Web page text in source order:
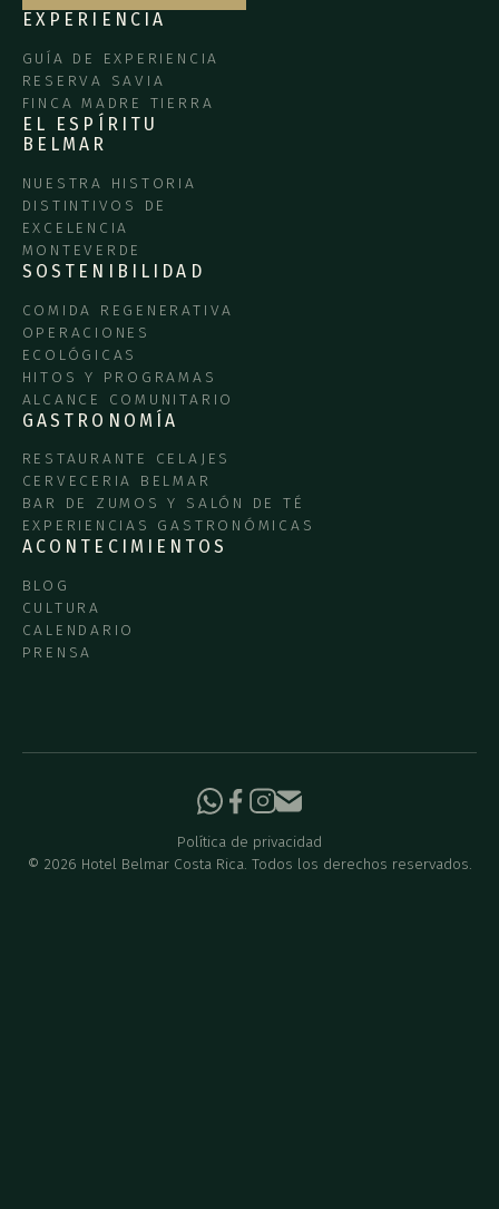
EXPERIENCIA
GUÍA DE EXPERIENCIA
RESERVA SAVIA
FINCA MADRE TIERRA
EL ESPÍRITU
BELMAR
NUESTRA HISTORIA
DISTINTIVOS DE
EXCELENCIA
MONTEVERDE
SOSTENIBILIDAD
COMIDA REGENERATIVA
OPERACIONES
ECOLÓGICAS
HITOS Y PROGRAMAS
ALCANCE COMUNITARIO
GASTRONOMÍA
RESTAURANTE CELAJES
CERVECERIA BELMAR
BAR DE ZUMOS Y SALÓN DE TÉ
EXPERIENCIAS GASTRONÓMICAS
ACONTECIMIENTOS
BLOG
CULTURA
CALENDARIO
PRENSA
© 2026 Hotel Belmar Costa Rica. Todos los derechos reservados.
Política de privacidad